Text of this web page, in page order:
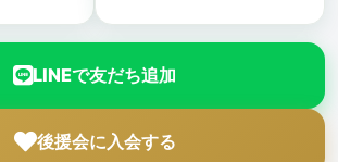
LINEで友だち追加
後援会に入会する